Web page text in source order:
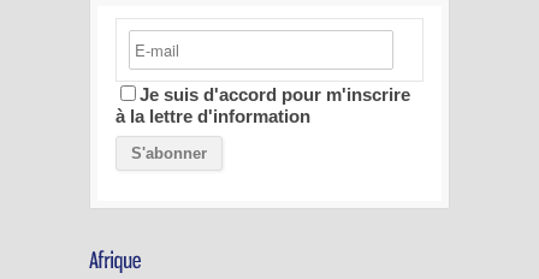
Je suis d'accord pour m'inscrire
à la lettre d'information